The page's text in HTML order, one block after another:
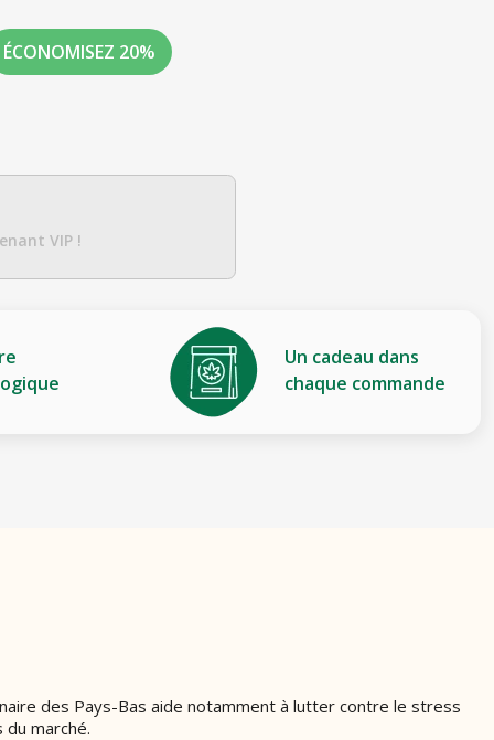
ÉCONOMISEZ 20%
VIP !
Un cadeau dans
chaque commande
des Pays-Bas aide notamment à lutter contre le stress
du marché.